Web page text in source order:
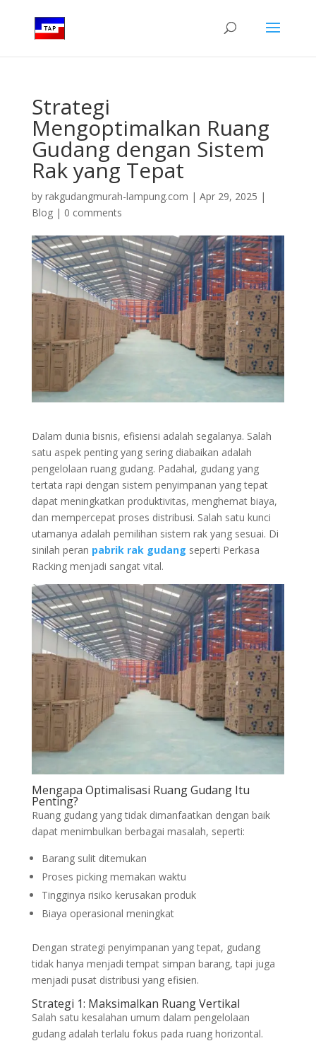
Strategi
Mengoptimalkan Ruang
Gudang dengan Sistem
Rak yang Tepat
by rakgudangmurah-lampung.com | Apr 29, 2025 |
Blog| 0 comments
Dalam dunia bisnis, efisiensi adalah segalanya. Salah
satu aspek penting yang sering diabaikan adalah
pengelolaan ruang gudang. Padahal, gudang yang
tertata rapi dengan sistem penyimpanan yang tepat
dapat meningkatkan produktivitas, menghemat biaya,
dan mempercepat proses distribusi. Salah satu kunci
utamanya adalah pemilihan sistem rak yang sesuai. Di
sinilah peran pabrik rak gudang seperti Perkasa
Racking menjadi sangat vital.
Mengapa Optimalisasi Ruang Gudang Itu
Penting?
Ruang gudang yang tidak dimanfaatkan dengan baik
dapat menimbulkan berbagai masalah, seperti:
Barang sulit ditemukan
Proses picking memakan waktu
Tingginya risiko kerusakan produk
Biaya operasional meningkat
Dengan strategi penyimpanan yang tepat, gudang
tidak hanya menjadi tempat simpan barang, tapi juga
menjadi pusat distribusi yang efisien.
Strategi 1: Maksimalkan Ruang Vertikal
Salah satu kesalahan umum dalam pengelolaan
gudang adalah terlalu fokus pada ruang horizontal.